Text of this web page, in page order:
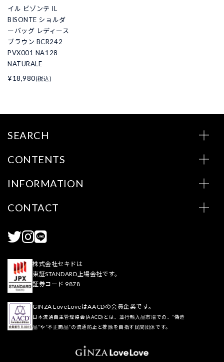
イル ビゾンテ IL
BISONTE ショルダ
ーバッグ レディース
ブラウン BCR242
PVX001 NA128
NATURALE
¥18,980(税込)
SEARCH
CONTENTS
INFORMATION
CONTACT
株式会社セキドは
東証STANDARD上場会社です。
証券コード 9878
GINZA LoveLoveはAACDの会員企業です。
日本流通自主管理協会(AACD)とは、並行輸入品市場での、“偽造
品”や“不正商品”の流通防止と排除を目指す民間団体です。